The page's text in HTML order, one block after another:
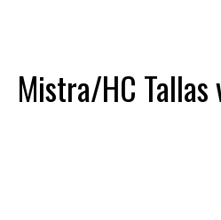
Mistra/HC